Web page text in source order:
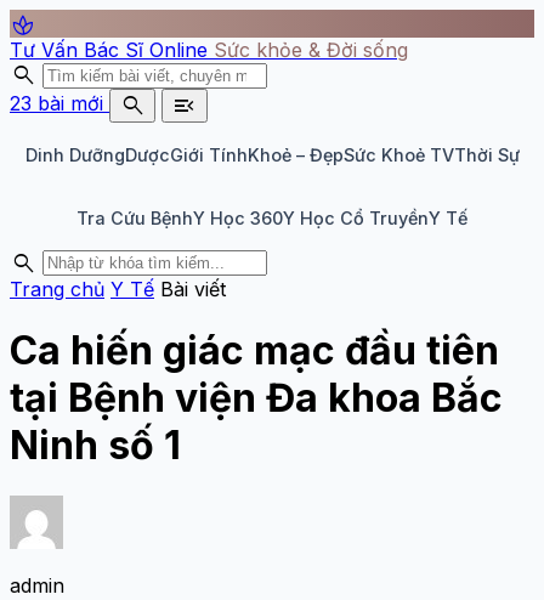
spa
Tư Vấn Bác Sĩ Online Sức khỏe & Đời sống
search
23 bài mới search menu_open
Dinh DưỡngDượcGiới TínhKhoẻ – ĐẹpSức Khoẻ TVThời Sự
Tra Cứu BệnhY Học 360Y Học Cổ TruyềnY Tế
search
Trang chủ Y Tế Bài viết
Ca hiến giác mạc đầu tiên
tại Bệnh viện Đa khoa Bắc
Ninh số 1
admin